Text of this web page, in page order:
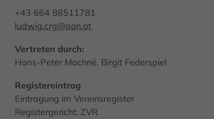
+43 664 88511781
ludwig.crg@aon.at
Vertreten durch:
Hans-Peter Machné, Birgit Federspiel
Registereintrag
Eintragung im Vereinsregister
Registergericht: ZVR